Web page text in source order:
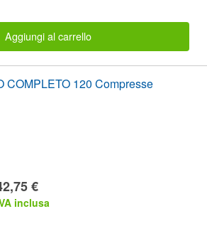
Aggiungi al carrello
COMPLETO 120 Compresse
€
inclusa